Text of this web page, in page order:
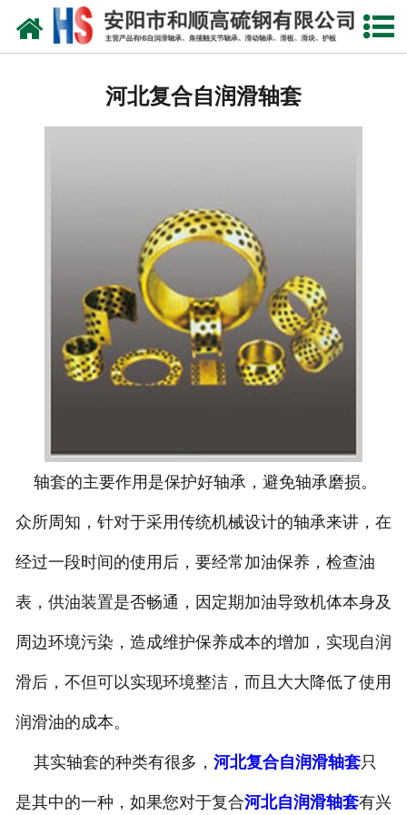
网站首页
河北自润滑耐磨衬板
河北铜合金镶嵌石墨
河北高硫合金钢产品
河北滑动轴承
河北 环冷机轴承
河北复合自润滑轴套
轴套的主要作用是保护好轴承，避免轴承磨损。
众所周知，针对于采用传统机械设计的轴承来讲，在
经过一段时间的使用后，要经常加油保养，检查油
表，供油装置是否畅通，因定期加油导致机体本身及
周边环境污染，造成维护保养成本的增加，实现自润
滑后，不但可以实现环境整洁，而且大大降低了使用
润滑油的成本。
其实轴套的种类有很多， 河北复合自润滑轴套只
是其中的一种，如果您对于复合河北自润滑轴套有兴